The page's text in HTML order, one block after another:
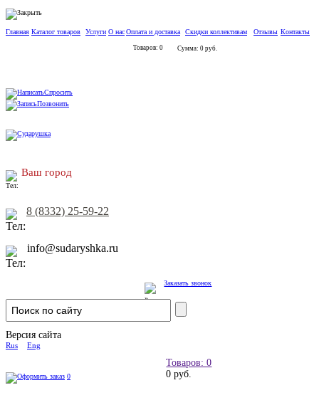
Главная Каталог товаров Услуги О насОплата и доставка Скидки коллективам Отзывы Контакты
Товаров: 0 Сумма: 0 руб.
Спросить
Позвонить
Ваш город
8 (8332) 25-59-22
info@sudaryshka.ru
Заказать звонок
Версия сайта
Rus Eng
Товаров: 0
0 руб.
0